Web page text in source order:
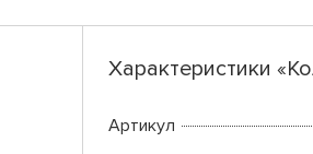
Характеристики
Артикул